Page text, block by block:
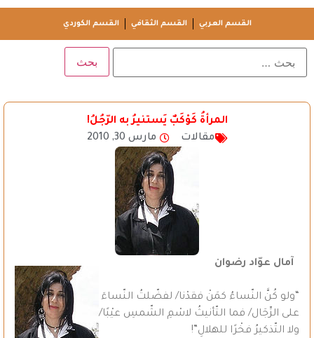
القسم العربي القسم الثقافي القسم الكوردي
المرأةُ كَوْكَبٌ يَستنيرُ به الرّجُلُ!
مقالات
مارس 30, 2010
آمال عوّاد رضوان
“ولو كُنَّ النّساءُ كمَنْ فقدْنا/ لفضّلتُ النّساءَ
على الرِّجَال/ فما التّأنيثُ لاسْمِ الشّمسِ عيْبًا/
ولا التّذكيرُ فخْرًا للهلالِ”!